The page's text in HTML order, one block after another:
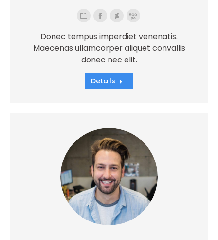
Donec tempus imperdiet venenatis.
Maecenas ullamcorper aliquet convallis
donec nec elit.
Blog
personale
/
sito
web
Facebook
Deviantart
500px
Details